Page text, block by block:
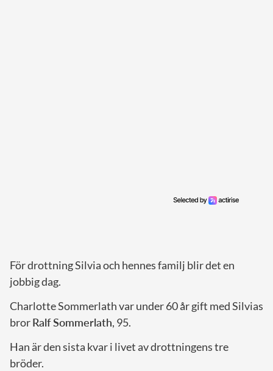
För drottning Silvia och hennes familj blir det en
jobbig dag.
Charlotte Sommerlath var under 60 år gift med Silvias
brorRalf Sommerlath, 95.
Han är den sista kvar i livet av drottningens tre
bröder.